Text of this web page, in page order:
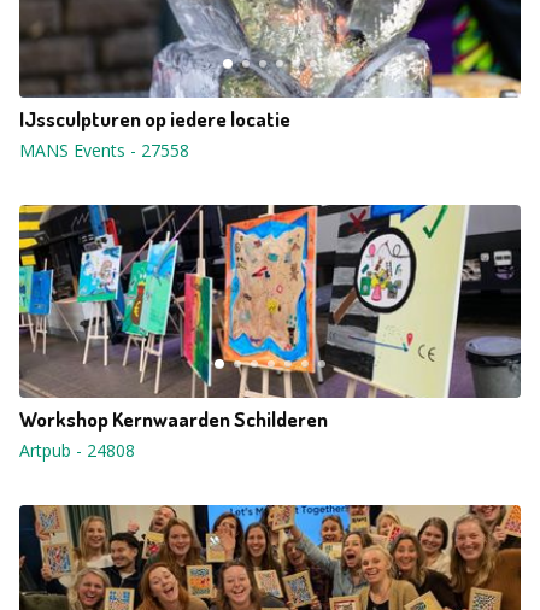
IJssculpturen op iedere locatie
MANS Events - 27558
Workshop Kernwaarden Schilderen
Artpub - 24808